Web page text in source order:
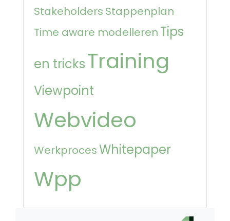
Stakeholders Stappenplan
Time aware modelleren Tips
en tricksTraining
Viewpoint
Webvideo
WerkprocesWhitepaper
Wpp